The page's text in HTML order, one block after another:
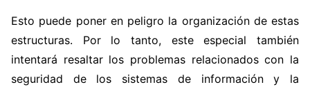
Esto puede poner en peligro la organización de estas
estructuras. Por lo tanto, este especial también
intentará resaltar los problemas relacionados con la
seguridad de los sistemas de información y la